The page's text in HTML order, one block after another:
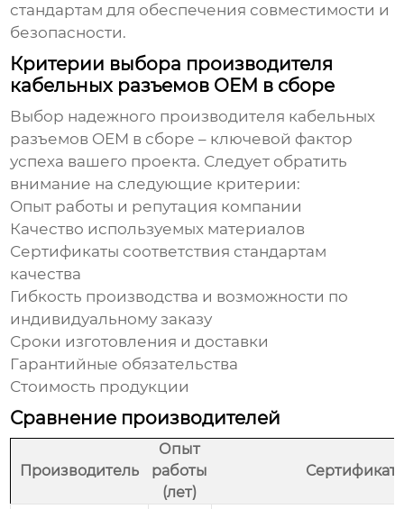
стандартам для обеспечения совместимости и
безопасности.
Критерии выбора производителя
кабельных разъемов OEM в сборе
Выбор надежного производителя кабельных
разъемов OEM в сборе – ключевой фактор
успеха вашего проекта. Следует обратить
внимание на следующие критерии:
Опыт работы и репутация компании
Качество используемых материалов
Сертификаты соответствия стандартам
качества
Гибкость производства и возможности по
индивидуальному заказу
Сроки изготовления и доставки
Гарантийные обязательства
Стоимость продукции
Сравнение производителей
Производитель
Опыт
работы
(лет)